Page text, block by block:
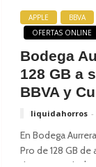
APPLE BBVA
OFERTAS ONLINE
Bodega
128 GB a
BBVA y
liquidahorros
En Bodega
Pro de 128 GB